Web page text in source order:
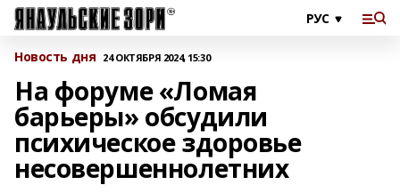
Новость дня 24 ОКТЯБРЯ 2024, 15:30
На форуме «Ломая
барьеры» обсудили
психическое здоровье
несовершеннолетних